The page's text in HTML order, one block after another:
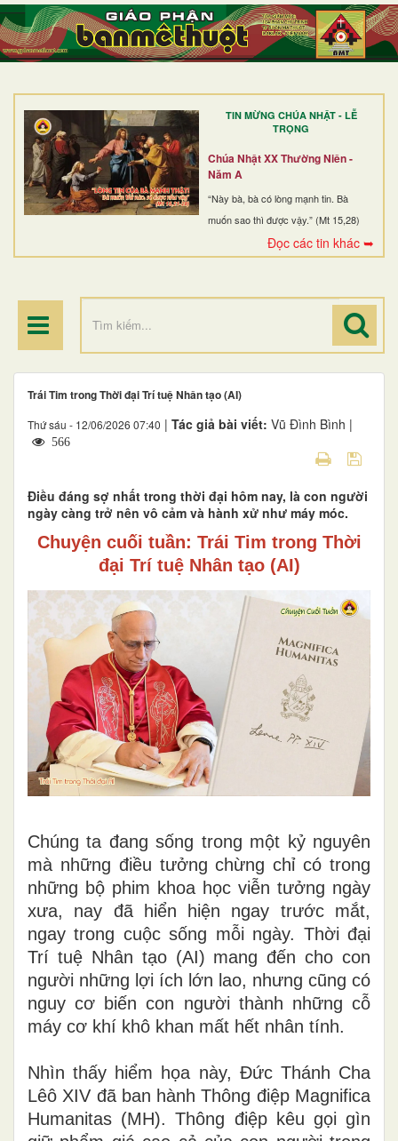
TIN MỪNG CHÚA NHẬT - LỄ
TRỌNG
Chúa Nhật XX Thường Niên -
Năm A
“Này bà, bà có lòng mạnh tin. Bà
muốn sao thì được vậy.” (Mt 15,28)
Đọc các tin khác ➥
TRANG NHẤT
GIỚI THIỆU
DÒNG TU
BAN MỤC VỤ
ĐOÀN THỂ CG
ĐIỂM HÀNH HƯƠNG
Trái Tim trong Thời đại Trí tuệ Nhân tạo (AI)
Thứ sáu - 12/06/2026 07:40 | Tác giả bài viết: Vũ Đình Bình |
566
Điều đáng sợ nhất trong thời đại hôm nay, là con người
ngày càng trở nên vô cảm và hành xử như máy móc.
Chuyện cuối tuần: Trái Tim trong Thời
đại Trí tuệ Nhân tạo (AI)
Chúng ta đang sống trong một kỷ nguyên
mà những điều tưởng chừng chỉ có trong
những bộ phim khoa học viễn tưởng ngày
xưa, nay đã hiển hiện ngay trước mắt,
ngay trong cuộc sống mỗi ngày. Thời đại
Trí tuệ Nhân tạo (AI) mang đến cho con
người những lợi ích lớn lao, nhưng cũng có
nguy cơ biến con người thành những cỗ
máy cơ khí khô khan mất hết nhân tính.
Nhìn thấy hiểm họa này, Đức Thánh Cha
Lêô XIV đã ban hành Thông điệp Magnifica
Humanitas (MH). Thông điệp kêu gọi gìn